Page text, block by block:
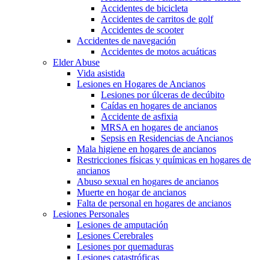
Accidentes de bicicleta
Accidentes de carritos de golf
Accidentes de scooter
Accidentes de navegación
Accidentes de motos acuáticas
Elder Abuse
Vida asistida
Lesiones en Hogares de Ancianos
Lesiones por úlceras de decúbito
Caídas en hogares de ancianos
Accidente de asfixia
MRSA en hogares de ancianos
Sepsis en Residencias de Ancianos
Mala higiene en hogares de ancianos
Restricciones físicas y químicas en hogares de
ancianos
Abuso sexual en hogares de ancianos
Muerte en hogar de ancianos
Falta de personal en hogares de ancianos
Lesiones Personales
Lesiones de amputación
Lesiones Cerebrales
Lesiones por quemaduras
Lesiones catastróficas